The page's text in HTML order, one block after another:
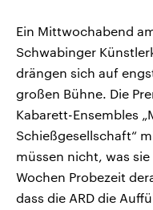
Ein Mittwochabend
Schwabinger
drängen sich auf
großen Bühne. Die
Kabarett-Ensembles
Schießgesellschaft“
müssen nicht, was
Wochen Probezeit
dass die ARD die